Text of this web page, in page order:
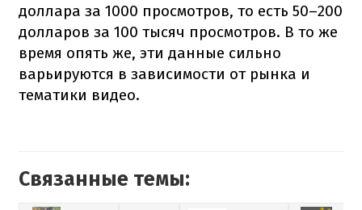
доллара за 1000 просмотров, то есть 50–200
долларов за 100 тысяч просмотров. В то же
время опять же, эти данные сильно
варьируются в зависимости от рынка и
тематики видео.
Связанные темы: